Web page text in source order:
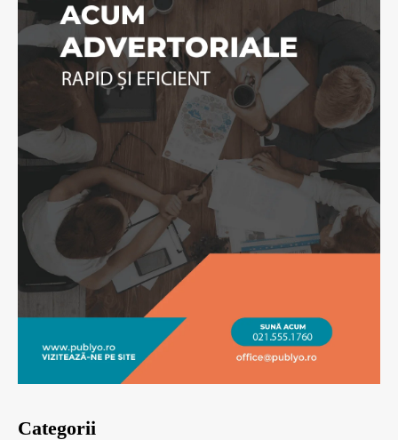
Categorii